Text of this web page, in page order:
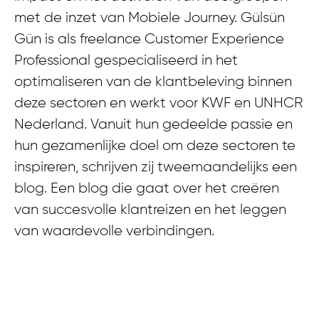
met de inzet van Mobiele Journey. Gülsün
Gün is als freelance Customer Experience
Professional gespecialiseerd in het
optimaliseren van de klantbeleving binnen
deze sectoren en werkt voor KWF en UNHCR
Nederland. Vanuit hun gedeelde passie en
hun gezamenlijke doel om deze sectoren te
inspireren, schrijven zij tweemaandelijks een
blog. Een blog die gaat over het creëren
van succesvolle klantreizen en het leggen
van waardevolle verbindingen.